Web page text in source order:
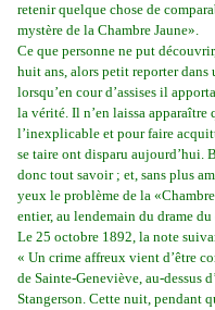
retenir quelque chose de
mystère de la Chambre Jaune».
Ce que personne ne put
huit ans, alors petit reporter
lorsqu’en cour d’assises il
la vérité. Il n’en laissa
l’inexplicable et pour faire
se taire ont disparu aujourd’hui.
donc tout savoir ; et, sans plus
yeux le problème de la
entier, au lendemain du drame
Le 25 octobre 1892, la note
« Un crime affreux vient d’être
de Sainte-Geneviève, au-dessus
Stangerson. Cette nuit, pendant